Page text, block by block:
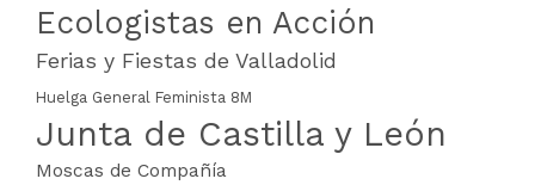
Ecologistas en Acción
Ferias y Fiestas de Valladolid
Huelga General Feminista 8M
Junta de Castilla y León
Moscas de Compañía